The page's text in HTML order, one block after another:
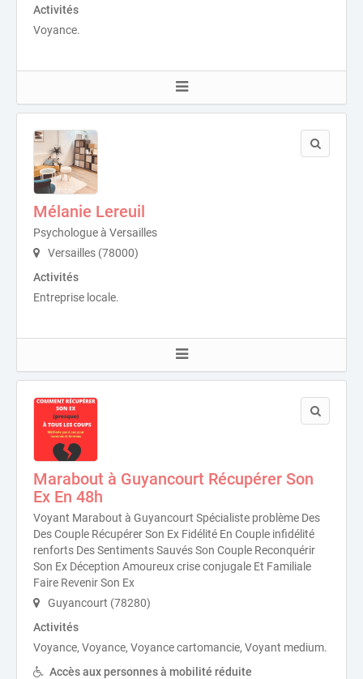
Activités
Voyance.
Mélanie Lereuil
Psychologue à Versailles
Versailles (78000)
Activités
Entreprise locale.
Marabout à Guyancourt Récupérer Son
Ex En 48h
Voyant Marabout à Guyancourt Spécialiste problème Des
Des Couple Récupérer Son Ex Fidélité En Couple infidélité
renforts Des Sentiments Sauvés Son Couple Reconquérir
Son Ex Déception Amoureux crise conjugale Et Familiale
Faire Revenir Son Ex
Guyancourt (78280)
Activités
Voyance, Voyance, Voyance cartomancie, Voyant medium.
Accès aux personnes à mobilité réduite